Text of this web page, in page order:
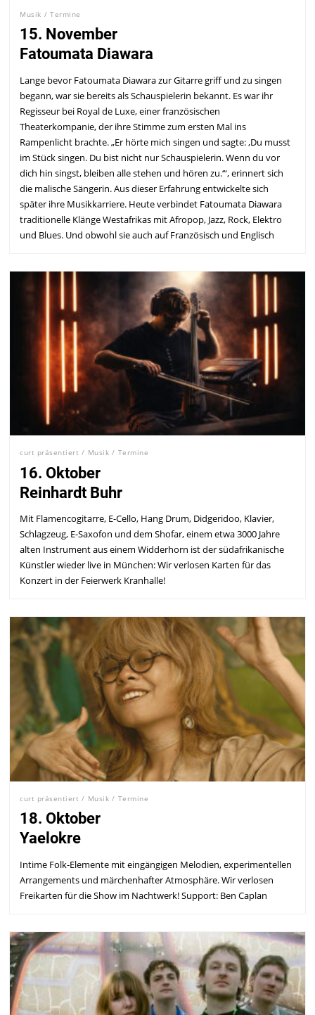
Musik / Termine
15. November
Fatoumata Diawara
Lange bevor Fatoumata Diawara zur Gitarre griff und zu singen
begann, war sie bereits als Schauspielerin bekannt. Es war ihr
Regisseur bei Royal de Luxe, einer französischen
Theaterkompanie, der ihre Stimme zum ersten Mal ins
Rampenlicht brachte. „Er hörte mich singen und sagte: ‚Du musst
im Stück singen. Du bist nicht nur Schauspielerin. Wenn du vor
dich hin singst, bleiben alle stehen und hören zu.‘“, erinnert sich
die malische Sängerin. Aus dieser Erfahrung entwickelte sich
später ihre Musikkarriere. Heute verbindet Fatoumata Diawara
traditionelle Klänge Westafrikas mit Afropop, Jazz, Rock, Elektro
und Blues. Und obwohl sie auch auf Französisch und Englisch
curt präsentiert / Musik / Termine
16. Oktober
Reinhardt Buhr
Mit Flamencogitarre, E-Cello, Hang Drum, Didgeridoo, Klavier,
Schlagzeug, E-Saxofon und dem Shofar, einem etwa 3000 Jahre
alten Instrument aus einem Widderhorn ist der südafrikanische
Künstler wieder live in München: Wir verlosen Karten für das
Konzert in der Feierwerk Kranhalle!
curt präsentiert / Musik / Termine
18. Oktober
Yaelokre
Intime Folk-Elemente mit eingängigen Melodien, experimentellen
Arrangements und märchenhafter Atmosphäre. Wir verlosen
Freikarten für die Show im Nachtwerk! Support: Ben Caplan